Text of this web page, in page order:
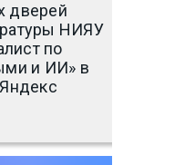
дверей
НИЯУ
по
и ИИ» в